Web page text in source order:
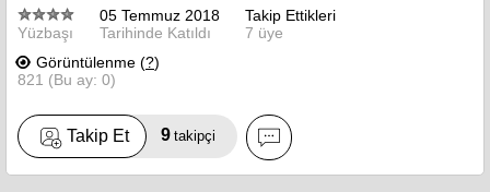
Yüzbaşı
05 Temmuz 2018
Tarihinde Katıldı
Takip Ettikleri
7 üye
Görüntülenme (?)
821 (Bu ay: 0)
Takip Et 9 takipçi